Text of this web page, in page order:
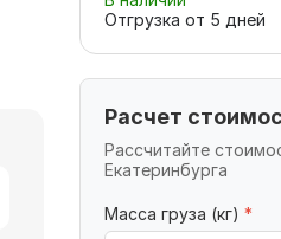
Отгрузка от 5 дней
Расчет
Рассчитайте
Екатеринбурга
Масса груза (кг) *